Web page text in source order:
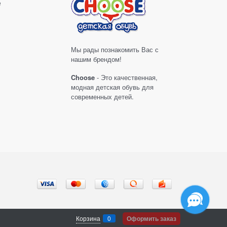
Мы рады познакомить Вас с
нашим брендом!
Choose - Это качественная,
модная детская обувь для
современных детей.
Корзина 0 Оформить заказ